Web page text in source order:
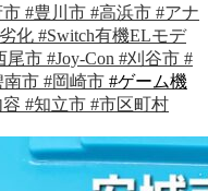
市 #豊川市 #高浜市 #アナ
化 #Switch有機ELモデ
尾市 #Joy-Con #刈谷市 #
南市 #岡崎市 #ゲーム機
#知立市 #市区町村